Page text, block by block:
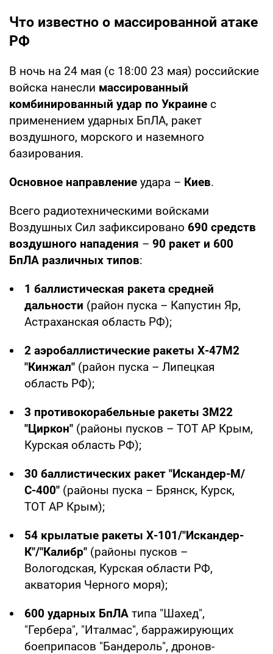
Что известно о массированной атаке
РФ
В ночь на 24 мая (с 18:00 23 мая) российские
войска нанесли массированный
комбинированный удар по Украине с
применением ударных БпЛА, ракет
воздушного, морского и наземного
базирования.
Основное направление удара – Киев.
Всего радиотехническими войсками
Воздушных Сил зафиксировано 690 средств
воздушного нападения – 90 ракет и 600
БпЛА различных типов:
1 баллистическая ракета средней
дальности (район пуска – Капустин Яр,
Астраханская область РФ);
2 аэробаллистические ракеты Х-47М2
"Кинжал" (район пуска – Липецкая
область РФ);
3 противокорабельные ракеты 3М22
"Циркон" (районы пусков – ТОТ АР Крым,
Курская область РФ);
30 баллистических ракет "Искандер-М/
С-400" (районы пуска – Брянск, Курск,
ТОТ АР Крым);
54 крылатые ракеты Х-101/"Искандер-
К"/"Калибр" (районы пусков –
Вологодская, Курская области РФ,
акватория Черного моря);
600 ударных БпЛА типа "Шахед",
"Гербера", "Италмас", барражирующих
боеприпасов "Бандероль", дронов-